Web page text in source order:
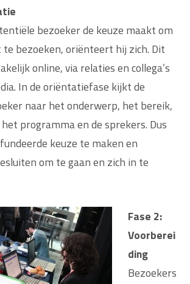
bezoeker de keuze maakt om
bezoeken, oriënteert hij zich. Dit
online, via relaties en collega’s
In de oriëntatiefase kijkt de
naar het onderwerp, het bereik,
programma en de sprekers. Dus
keuze te maken en
om te gaan en zich in te
Fase 2:
Voorberei
ding
Bezoekers